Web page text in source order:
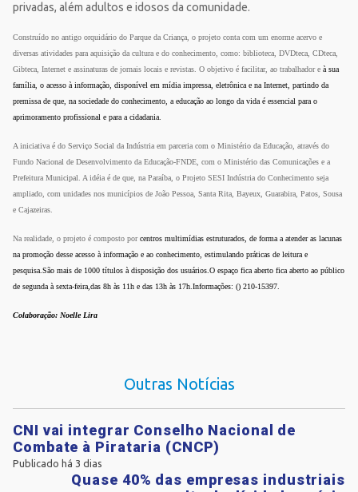
privadas, além adultos e idosos da comunidade.
Construído no antigo orquidário do Parque da Criança, o projeto conta com um enorme acervo e
diversas atividades para aquisição da cultura e do conhecimento, como: biblioteca, DVDteca, CDteca,
Gibteca, Internet e assinaturas de jornais locais e revistas. O objetivo é facilitar, ao trabalhador e à sua
família, o acesso à informação, disponível em mídia impressa, eletrônica e na Internet, partindo da
premissa de que, na sociedade do conhecimento, a educação ao longo da vida é essencial para o
aprimoramento profissional e para a cidadania.
A iniciativa é do Serviço Social da Indústria em parceria com o Ministério da Educação, através do
Fundo Nacional de Desenvolvimento da Educação-FNDE, com o Ministério das Comunicações e a
Prefeitura Municipal. A idéia é de que, na Paraíba, o Projeto SESI Indústria do Conhecimento seja
ampliado, com unidades nos municípios de João Pessoa, Santa Rita, Bayeux, Guarabira, Patos, Sousa
e Cajazeiras.
Na realidade, o projeto é composto porcentros multimídias estruturados, de forma a atender as lacunas
na promoção desse acesso à informação e ao conhecimento, estimulando práticas de leitura e
pesquisa.São mais de 1000 títulos à disposição dos usuários.O espaço fica aberto fica aberto ao público
de segunda à sexta-feira,das 8h às 11h e das 13h às 17h.Informações: () 210-15397.
Colaboração: Noelle Lira
Outras Notícias
CNI vai integrar Conselho Nacional de
Combate à Pirataria (CNCP)
Publicado há 3 dias
Quase 40% das empresas industriais